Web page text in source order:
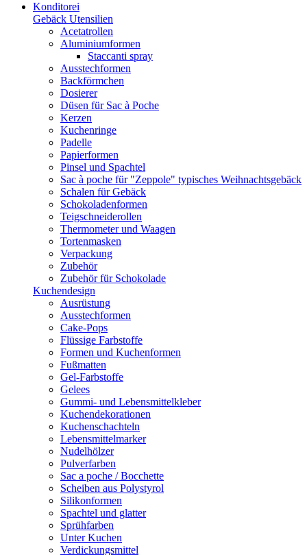
Konditorei
Gebäck Utensilien
Acetatrollen
Aluminiumformen
Staccanti spray
Ausstechformen
Backförmchen
Dosierer
Düsen für Sac à Poche
Kerzen
Kuchenringe
Padelle
Papierformen
Pinsel und Spachtel
Sac à poche für "Zeppole" typisches Weihnachtsgebäck
Schalen für Gebäck
Schokoladenformen
Teigschneiderollen
Thermometer und Waagen
Tortenmasken
Verpackung
Zubehör
Zubehör für Schokolade
Kuchendesign
Ausrüstung
Ausstechformen
Cake-Pops
Flüssige Farbstoffe
Formen und Kuchenformen
Fußmatten
Gel-Farbstoffe
Gelees
Gummi- und Lebensmittelkleber
Kuchendekorationen
Kuchenschachteln
Lebensmittelmarker
Nudelhölzer
Pulverfarben
Sac a poche / Bocchette
Scheiben aus Polystyrol
Silikonformen
Spachtel und glatter
Sprühfarben
Unter Kuchen
Verdickungsmittel